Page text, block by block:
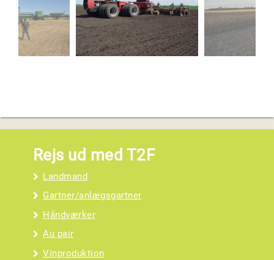
Rejs ud med T2F
Landmand
Gartner/anlægsgartner
Håndværker
Au pair
Vinproduktion